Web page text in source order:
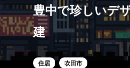
豊中で珍しいデ
建
住居 吹田市